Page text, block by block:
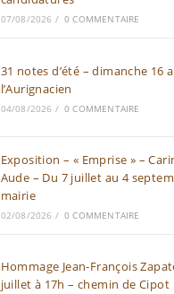
07/08/2026 / 0 COMMENTAIRE
31 notes d’été – dimanche 16
l’Aurignacien
04/08/2026 / 0 COMMENTAIRE
Exposition – « Emprise » –
Aude – Du 7 juillet au 4
mairie
02/08/2026 / 0 COMMENTAIRE
Hommage Jean-François
juillet à 17h – chemin de Cipot